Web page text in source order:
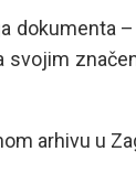
dokumenta
arhivu u